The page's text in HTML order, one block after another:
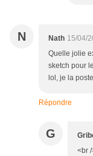
N Nath 15/04/
Quelle jolie
sketch pour
lol, je la
Répondre
G
<br